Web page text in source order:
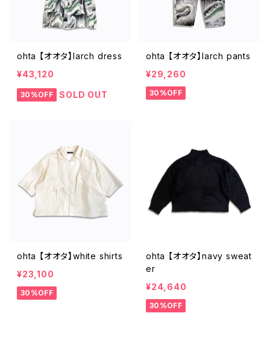
ohta 【オオタ】larch dress
¥43,120
30%OFF SOLD OUT
ohta 【オオタ】larch pants
¥29,260
30%OFF
ohta 【オオタ】white shirts
¥23,100
30%OFF
ohta 【オオタ】navy sweat
er
¥24,640
30%OFF